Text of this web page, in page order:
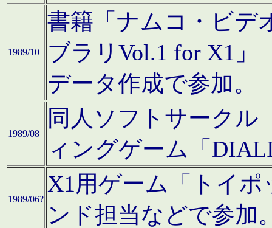
1989/10
書籍「ナムコ・ビデ
ブラリVol.1 for X1」
データ作成で参加。
1989/08
同人ソフトサークル
ィングゲーム「
1989/06?
X1用ゲーム「トイ
ンド担当などで参加